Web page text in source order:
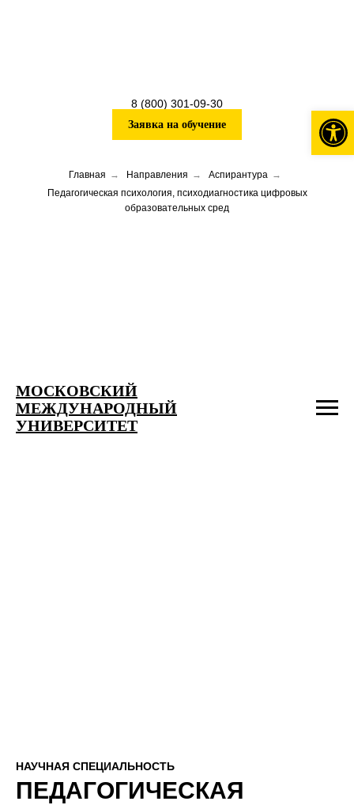
МОСКОВСКИЙ
МЕЖДУНАРОДНЫЙ
УНИВЕРСИТЕТ
8 (800) 301-09-30
Заявка на обучение
Главная → Направления → Аспирантура →
Педагогическая психология, психодиагностика цифровых
образовательных сред
НАУЧНАЯ СПЕЦИАЛЬНОСТЬ
ПЕДАГОГИЧЕСКАЯ